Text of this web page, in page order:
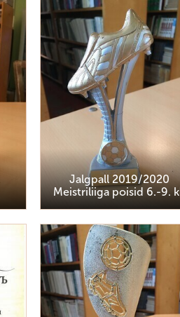
Jalgpall 2019/2020
Meistriliiga poisid 6.-9.